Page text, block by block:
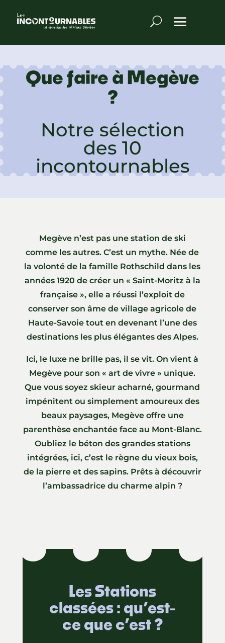
Que faire à Megève
?
Notre sélection
des 10
incontournables
Megève n’est pas une station de ski
comme les autres. C’est un mythe. Née de
la volonté de la famille Rothschild dans les
années 1920 de créer un « Saint-Moritz à la
française », elle a réussi l’exploit de
conserver son âme de village agricole de
Haute-Savoie tout en devenant l’une des
destinations les plus élégantes des Alpes.
Ici, le luxe ne brille pas, il se vit. On vient à
Megève pour son « art de vivre » unique.
Que vous soyez skieur acharné, gourmand
impénitent ou simplement amoureux des
beaux paysages, Megève offre une
parenthèse enchantée face au Mont-Blanc.
Oubliez le béton des grandes stations
intégrées, ici, c’est le règne du vieux bois,
de la pierre et des sapins. Prêts à découvrir
l’ambassadrice du charme alpin ?
Les Stations
classées : qu’est-
ce que c’est ?